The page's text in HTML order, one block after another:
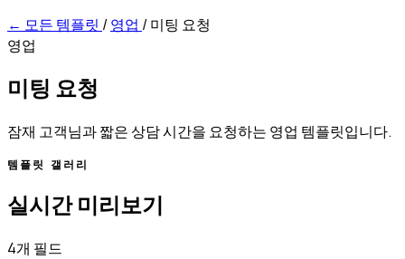
← 모든 템플릿 /영업 /미팅 요청
영업
미팅 요청
잠재 고객님과 짧은 상담 시간을 요청하는 영업 템플릿입니다.
템플릿 갤러리
실시간 미리보기
4개 필드